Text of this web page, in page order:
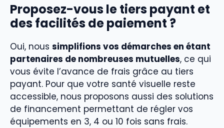
Proposez-vous le tiers payant et
des facilités de paiement ?
Oui, nous simplifions vos démarches en étant
partenaires de nombreuses mutuelles, ce qui
vous évite l’avance de frais grâce au tiers
payant. Pour que votre santé visuelle reste
accessible, nous proposons aussi des solutions
de financement permettant de régler vos
équipements en 3, 4 ou 10 fois sans frais.